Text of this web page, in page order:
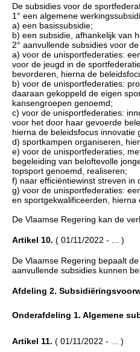
De subsidies voor de
1° een algemene
a) een basissubsidie;
b) een subsidie, afhankelijk van
2° aanvullende subsidies voor
a) voor de unisportfederaties:
voor de jeugd in de
bevorderen, hierna de
b) voor de unisportfederaties:
daaraan gekoppeld de eigen
kansengroepen genoemd;
c) voor de unisportfederaties:
voor het door haar gevoerde
hierna de beleidsfocus innovatie
d) sportkampen organiseren,
e) voor de unisportfederaties,
begeleiding van beloftevolle
topsport genoemd, realiseren;
f) naar efficiëntiewinst streven in
g) voor de unisportfederaties:
en sportgekwalificeerden,
De Vlaamse Regering kan de
Artikel 10. ( 01/11/2022 - ... )
De Vlaamse Regering bepaalt
aanvullende subsidies kunnen
Afdeling 2.
Onderafdeling 1. Algemene
Artikel 11. ( 01/11/2022 - ... )